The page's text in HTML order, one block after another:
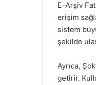
E-Arşiv
erişim
sistem
şekilde
Ayrıca,
getirir.